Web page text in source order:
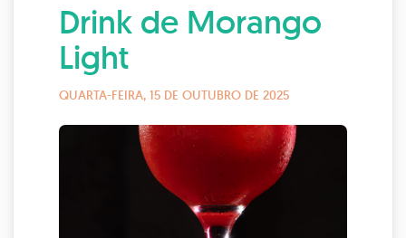
Drink de Morango
Light
QUARTA-FEIRA, 15 DE OUTUBRO DE 2025